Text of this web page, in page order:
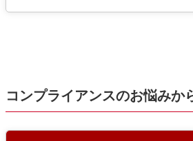
コンプライアンスのお悩みか